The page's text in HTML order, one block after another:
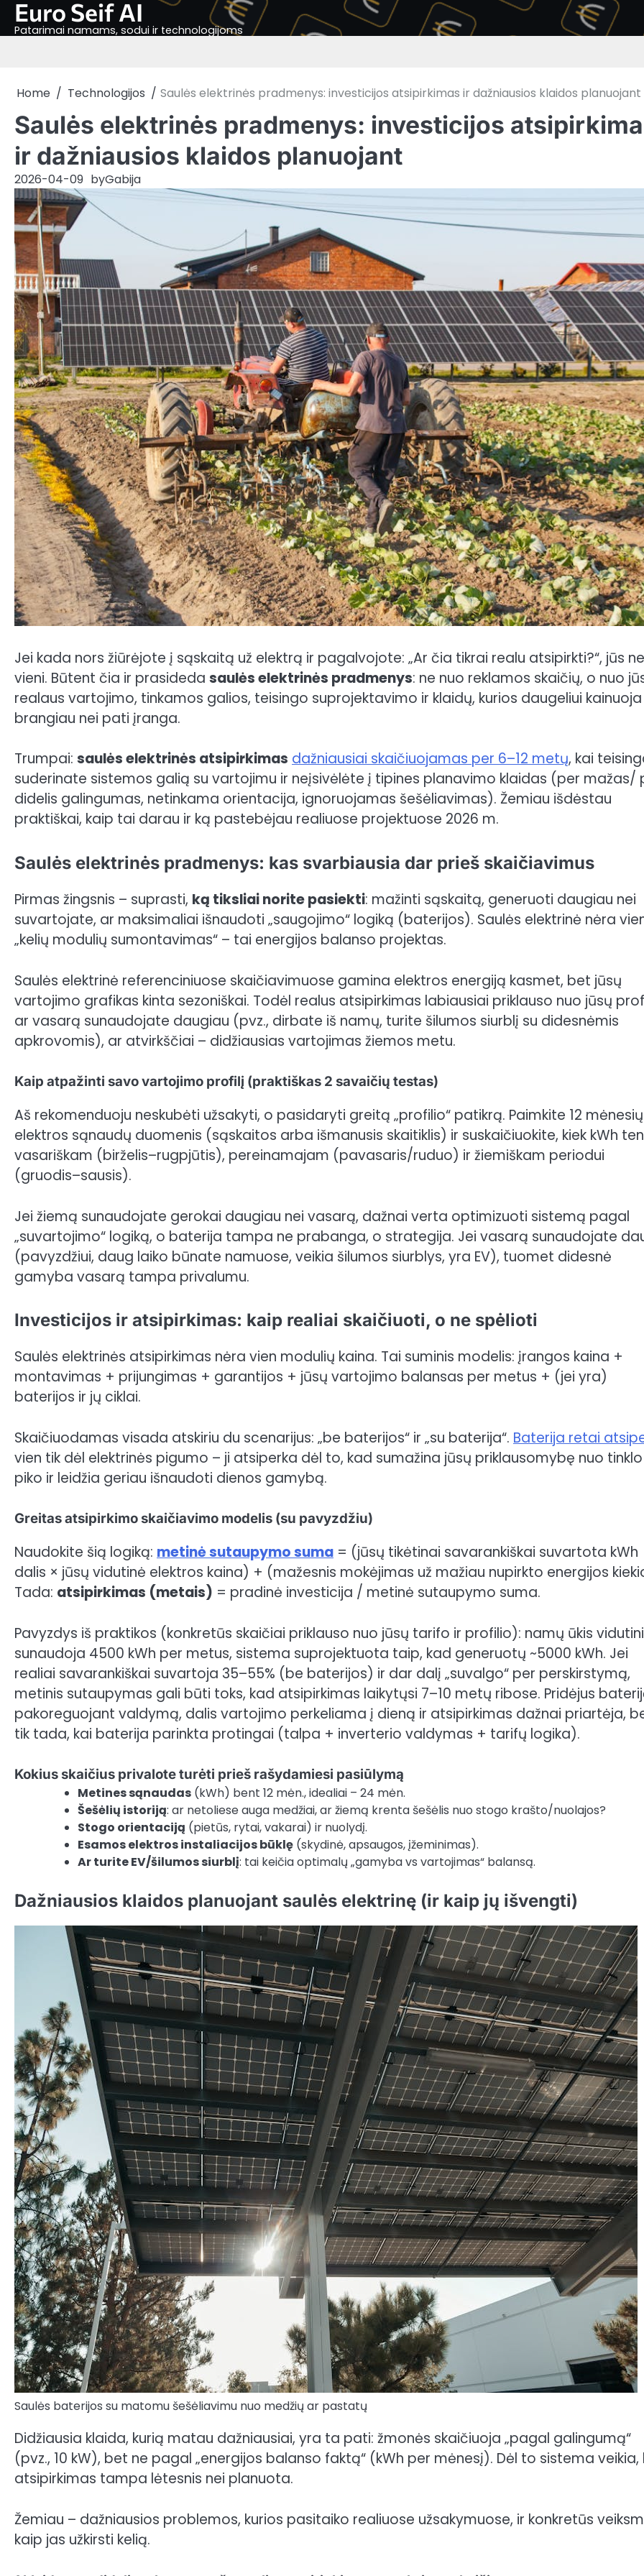
SkipEuro Seif AI
Patarimai namams, sodui ir technologijoms
Home Technologijos Saulės elektrinės pradmenys: investicijos atsipirkimas ir dažniausios klaidos planuojant
Saulės elektrinės pradmenys: investicijos
ir dažniausios klaidos planuojant
2026-04-09 byGabija
Jei kada nors žiūrėjote į sąskaitą už elektrą ir pagalvojote: „Ar čia tikrai realu atsipirkti?“, jūs ne
vieni. Būtent čia ir prasideda saulės elektrinės pradmenys: ne nuo reklamos skaičių, o nuo
realaus vartojimo, tinkamos galios, teisingo suprojektavimo ir klaidų, kurios daugeliui kainuoja
brangiau nei pati įranga.
Trumpai: saulės elektrinės atsipirkimas dažniausiai skaičiuojamas per 6–12 metų, kai
suderinate sistemos galią su vartojimu ir neįsivėlėte į tipines planavimo klaidas (per mažas/
didelis galingumas, netinkama orientacija, ignoruojamas šešėliavimas). Žemiau išdėstau
praktiškai, kaip tai darau ir ką pastebėjau realiuose projektuose 2026 m.
Saulės elektrinės pradmenys: kas svarbiausia dar prieš skaičiavimus
Pirmas žingsnis – suprasti, ką tiksliai norite pasiekti: mažinti sąskaitą, generuoti daugiau nei
suvartojate, ar maksimaliai išnaudoti „saugojimo“ logiką (baterijos). Saulės elektrinė nėra
„kelių modulių sumontavimas“ – tai energijos balanso projektas.
Saulės elektrinė referenciniuose skaičiavimuose gamina elektros energiją kasmet, bet jūsų
vartojimo grafikas kinta sezoniškai. Todėl realus atsipirkimas labiausiai priklauso nuo jūsų
ar vasarą sunaudojate daugiau (pvz., dirbate iš namų, turite šilumos siurblį su didesnėmis
apkrovomis), ar atvirkščiai – didžiausias vartojimas žiemos metu.
Kaip atpažinti savo vartojimo profilį (praktiškas 2 savaičių testas)
Aš rekomenduoju neskubėti užsakyti, o pasidaryti greitą „profilio“ patikrą. Paimkite 12 mėnesių
elektros sąnaudų duomenis (sąskaitos arba išmanusis skaitiklis) ir suskaičiuokite, kiek kWh
vasariškam (birželis–rugpjūtis), pereinamajam (pavasaris/ruduo) ir žiemiškam periodui
(gruodis–sausis).
Jei žiemą sunaudojate gerokai daugiau nei vasarą, dažnai verta optimizuoti sistemą pagal
„suvartojimo“ logiką, o baterija tampa ne prabanga, o strategija. Jei vasarą sunaudojate
(pavyzdžiui, daug laiko būnate namuose, veikia šilumos siurblys, yra EV), tuomet didesnė
gamyba vasarą tampa privalumu.
Investicijos ir atsipirkimas: kaip realiai skaičiuoti, o ne spėlioti
Saulės elektrinės atsipirkimas nėra vien modulių kaina. Tai suminis modelis: įrangos kaina +
montavimas + prijungimas + garantijos + jūsų vartojimo balansas per metus + (jei yra)
baterijos ir jų ciklai.
Skaičiuodamas visada atskiriu du scenarijus: „be baterijos“ ir „su baterija“. Baterija retai
vien tik dėl elektrinės pigumo – ji atsiperka dėl to, kad sumažina jūsų priklausomybę nuo tinklo
piko ir leidžia geriau išnaudoti dienos gamybą.
Greitas atsipirkimo skaičiavimo modelis (su pavyzdžiu)
Naudokite šią logiką: metinė sutaupymo suma = (jūsų tikėtinai savarankiškai suvartota kWh
dalis × jūsų vidutinė elektros kaina) + (mažesnis mokėjimas už mažiau nupirkto energijos
Tada: atsipirkimas (metais) = pradinė investicija / metinė sutaupymo suma.
Pavyzdys iš praktikos (konkretūs skaičiai priklauso nuo jūsų tarifo ir profilio): namų ūkis
sunaudoja 4500 kWh per metus, sistema suprojektuota taip, kad generuotų ~5000 kWh. Jei
realiai savarankiškai suvartoja 35–55% (be baterijos) ir dar dalį „suvalgo“ per perskirstymą,
metinis sutaupymas gali būti toks, kad atsipirkimas laikytųsi 7–10 metų ribose. Pridėjus
pakoreguojant valdymą, dalis vartojimo perkeliama į dieną ir atsipirkimas dažnai priartėja,
tik tada, kai baterija parinkta protingai (talpa + inverterio valdymas + tarifų logika).
Kokius skaičius privalote turėti prieš rašydamiesi pasiūlymą
Metines sąnaudas (kWh) bent 12 mėn., idealiai – 24 mėn.
Šešėlių istoriją: ar netoliese auga medžiai, ar žiemą krenta šešėlis nuo stogo krašto/nuolajos?
Stogo orientaciją (pietūs, rytai, vakarai) ir nuolydį.
Esamos elektros instaliacijos būklę (skydinė, apsaugos, įžeminimas).
Ar turite EV/šilumos siurblį: tai keičia optimalų „gamyba vs vartojimas“ balansą.
Dažniausios klaidos planuojant saulės elektrinę (ir kaip jų išvengti)
Saulės baterijos su matomu šešėliavimu nuo medžių ar pastatų
Didžiausia klaida, kurią matau dažniausiai, yra ta pati: žmonės skaičiuoja „pagal galingumą“
(pvz., 10 kW), bet ne pagal „energijos balanso faktą“ (kWh per mėnesį). Dėl to sistema
atsipirkimas tampa lėtesnis nei planuota.
Žemiau – dažniausios problemos, kurios pasitaiko realiuose užsakymuose, ir konkretūs
kaip jas užkirsti kelią.